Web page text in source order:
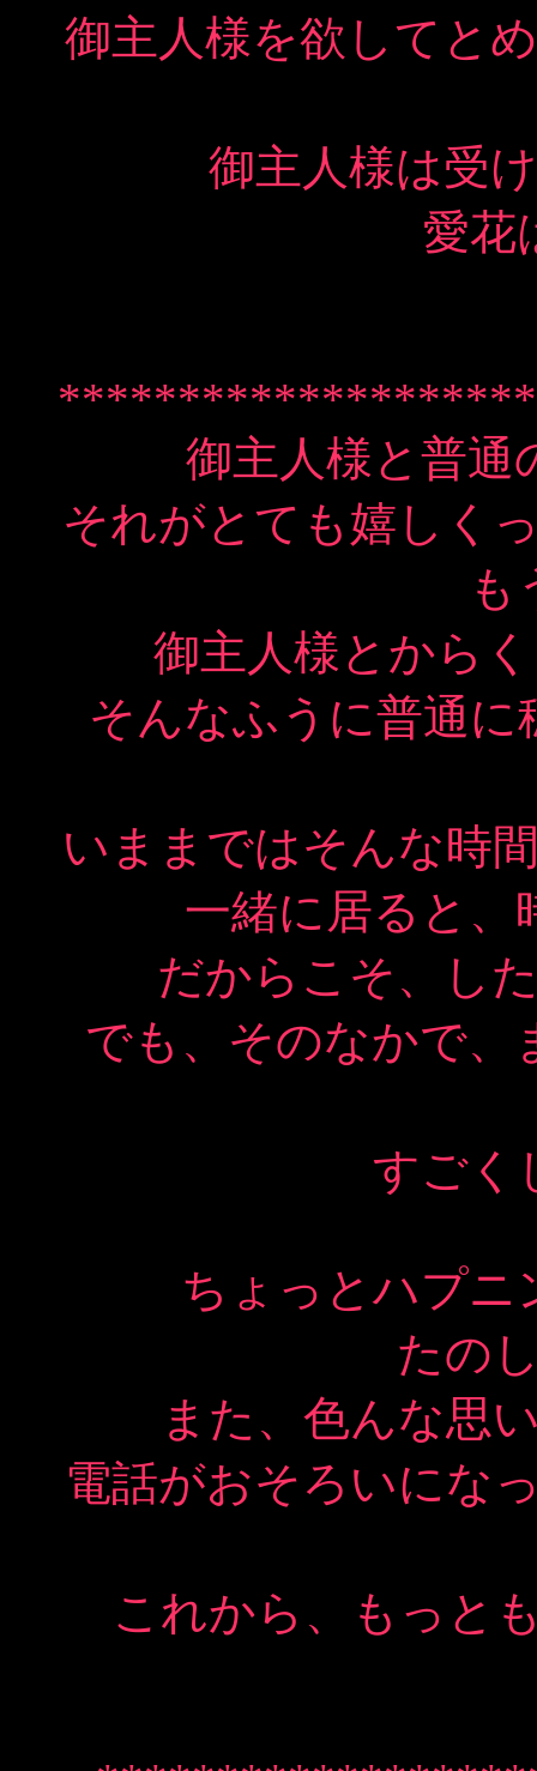
御主人様を欲してと
御主人様は受
愛花
御主人様と普通
それがとても嬉しく
も
御主人様とから
そんなふうに普通
いままではそんな時
一緒に居ると、
だからこそ、し
でも、そのなかで、
すごく
ちょっとハプニ
たの
また、色んな思
電話がおそろいにな
これから、もっと